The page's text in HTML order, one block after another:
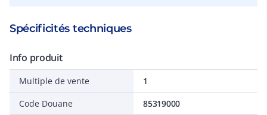
Spécificités techniques
Info produit
Multiple de vente
1
Code Douane
85319000